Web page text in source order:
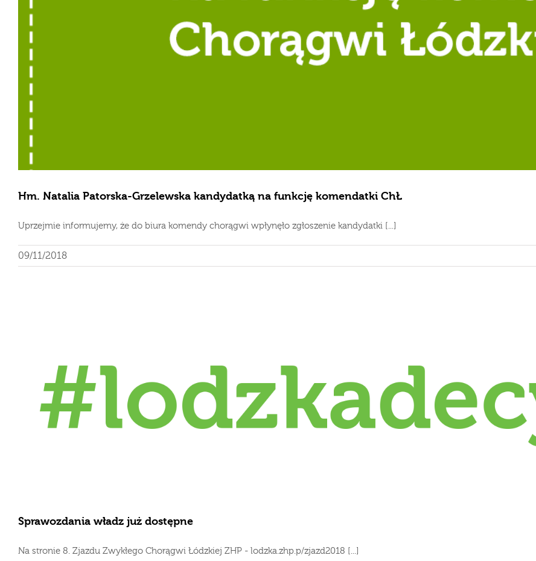
Hm. Natalia Patorska-Grzelewska kandydatką na funkcję komendatki ChŁ
Uprzejmie informujemy, że do biura komendy chorągwi wpłynęło zgłoszenie kandydatki [...]
09/11/2018
Sprawozdania władz już dostępne
Na stronie 8. Zjazdu Zwykłego Chorągwi Łódzkiej ZHP - lodzka.zhp.p/zjazd2018 [...]